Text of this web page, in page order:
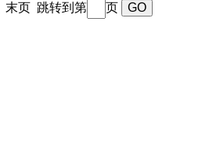
末页 跳转到第 页